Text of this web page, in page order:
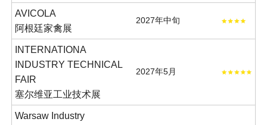
AVICOLA
阿根廷家禽展
2027年中旬
INTERNATIONA
INDUSTRY TECHNICAL
FAIR
塞尔维亚工业技术展
2027年5月
Warsaw Industry